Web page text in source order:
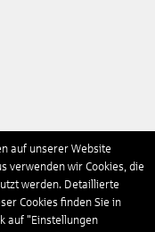
auf unserer Website
verwenden wir Cookies, die
werden. Detaillierte
Cookies finden Sie in
auf "Einstellungen